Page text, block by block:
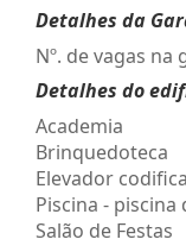
Detalhes da
Nº. de vagas na
Detalhes do
Academia
Brinquedoteca
Elevador
Piscina - piscina
Salão de Festas